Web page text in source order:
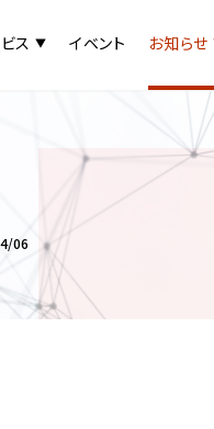
ス イベント お知らせ
06